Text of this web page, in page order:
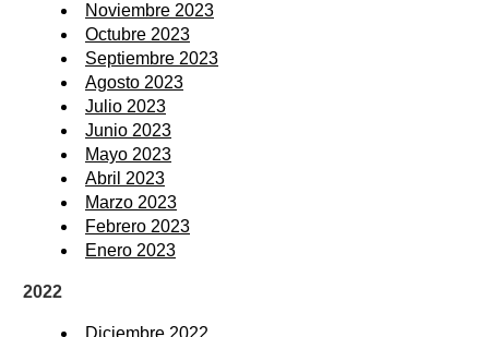
Noviembre 2023
Octubre 2023
Septiembre 2023
Agosto 2023
Julio 2023
Junio 2023
Mayo 2023
Abril 2023
Marzo 2023
Febrero 2023
Enero 2023
2022